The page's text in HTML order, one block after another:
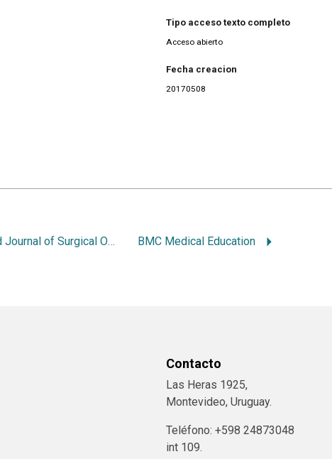
Tipo acceso texto completo
Acceso abierto
Fecha creacion
20170508
World Journal of Surgical Oncology BMC Medical Education
Contacto
Las Heras 1925,
Montevideo, Uruguay.
Teléfono: +598 24873048
int 109.